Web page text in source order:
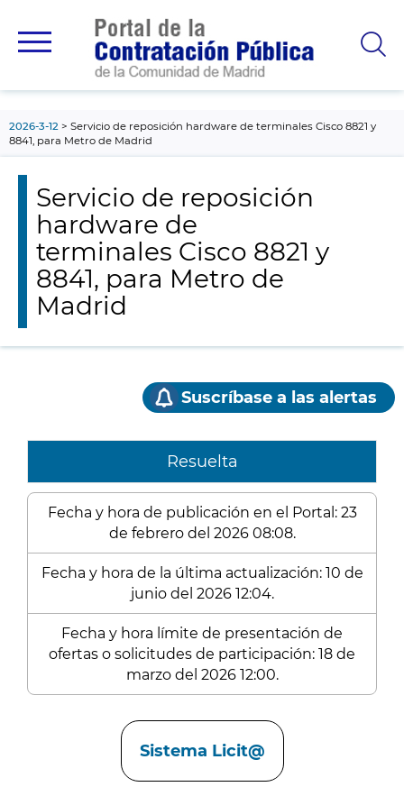
principal
2026-3-12
Servicio de reposición hardware de terminales Cisco 8821 y
8841, para Metro de Madrid
Servicio de reposición
hardware de
terminales Cisco 8821 y
8841, para Metro de
Madrid
Suscríbase a las alertas
Resuelta
Fecha y hora de publicación en el Portal: 23
de febrero del 2026 08:08.
Fecha y hora de la última actualización: 10 de
junio del 2026 12:04.
Fecha y hora límite de presentación de
ofertas o solicitudes de participación: 18 de
marzo del 2026 12:00.
Sistema Licit@